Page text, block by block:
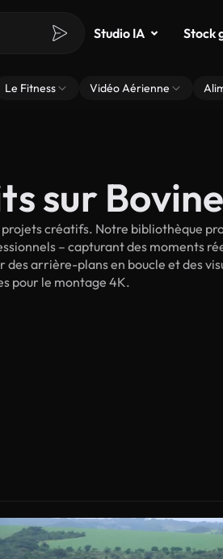
Studio IA Stock
Le Fitness Vidéo Aérienne
sur Bovine
créatifs. Notre bibliothèque
– capturant des moments
des arrière-plans en boucle et des
pour le montage 4K.